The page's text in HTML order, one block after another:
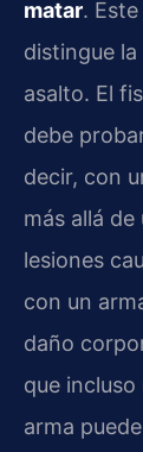
matar.
distingue
asalto. El
debe
decir, con
más allá
lesiones
con un
daño
que
arma